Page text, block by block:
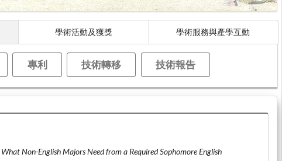
學術活動及獲獎 學術服務與產學互動
專利 技術轉移 技術報告
What Non-English Majors Need from a Required Sophomore English